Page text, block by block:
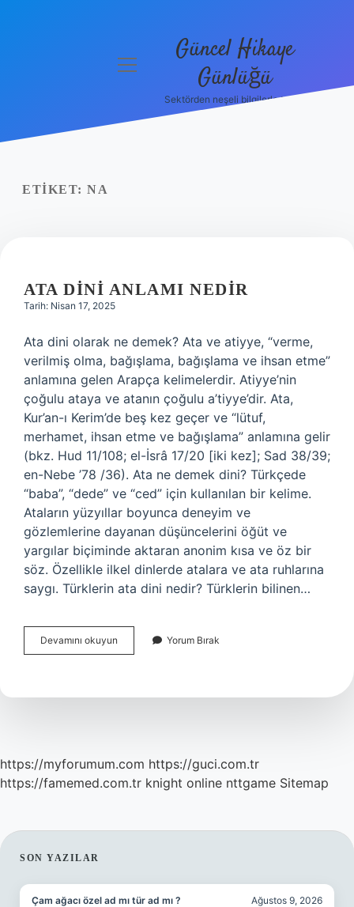
menüyü
Güncel Hikaye
Günlüğü
Sektörden neşeli bilgilerle tanış!
ETIKET: NA
ATA DINI ANLAMI NEDIR
Tarih: Nisan 17, 2025
Ata dini olarak ne demek? Ata ve atiyye, “verme,
verilmiş olma, bağışlama, bağışlama ve ihsan etme”
anlamına gelen Arapça kelimelerdir. Atiyye’nin
çoğulu ataya ve atanın çoğulu a’tiyye’dir. Ata,
Kur’an-ı Kerim’de beş kez geçer ve “lütuf,
merhamet, ihsan etme ve bağışlama” anlamına gelir
(bkz. Hud 11/108; el-İsrâ 17/20 [iki kez]; Sad 38/39;
en-Nebe ’78 /36). Ata ne demek dini? Türkçede
“baba”, “dede” ve “ced” için kullanılan bir kelime.
Ataların yüzyıllar boyunca deneyim ve
gözlemlerine dayanan düşüncelerini öğüt ve
yargılar biçiminde aktaran anonim kısa ve öz bir
söz. Özellikle ilkel dinlerde atalara ve ata ruhlarına
saygı. Türklerin ata dini nedir? Türklerin bilinen…
Devamını okuyun
Dini
Yorum Bırak
https://myforumum.com https://guci.com.tr
https://famemed.com.tr knight online nttgame Sitemap
SIDEBAR
SON YAZILAR
Çam ağacı özel ad mı tür ad mı ? Ağustos 9, 2026